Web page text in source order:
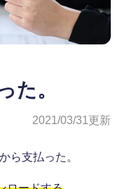
た。
2021/03/31更新
ら支払った。